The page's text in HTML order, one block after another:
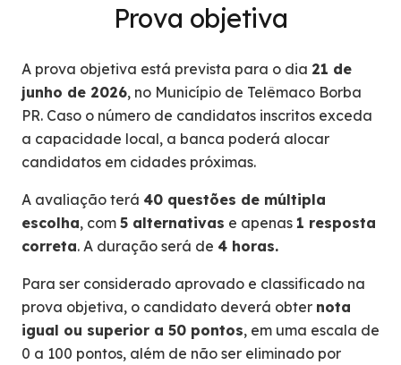
Prova objetiva
A prova objetiva está prevista para o dia 21 de
junho de 2026, no Município de Telêmaco Borba
PR. Caso o número de candidatos inscritos exceda
a capacidade local, a banca poderá alocar
candidatos em cidades próximas.
A avaliação terá 40 questões de múltipla
escolha, com 5 alternativas e apenas 1 resposta
correta. A duração será de 4 horas.
Para ser considerado aprovado e classificado na
prova objetiva, o candidato deverá obter nota
igual ou superior a 50 pontos, em uma escala de
0 a 100 pontos, além de não ser eliminado por